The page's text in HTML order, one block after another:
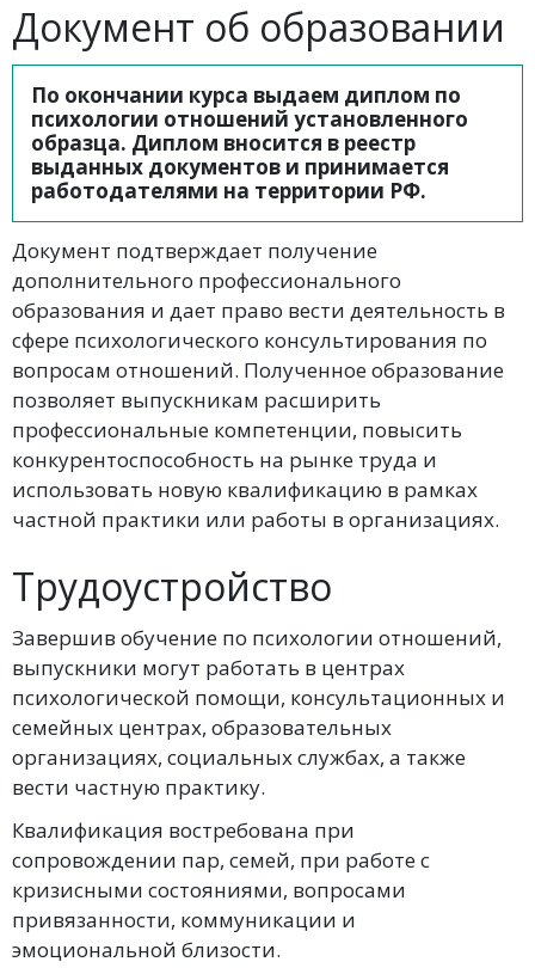
Документ об образовании
По окончании курса выдаем диплом по
психологии отношений установленного
образца. Диплом вносится в реестр
выданных документов и принимается
работодателями на территории РФ.
Документ подтверждает получение
дополнительного профессионального
образования и дает право вести деятельность в
сфере психологического консультирования по
вопросам отношений. Полученное образование
позволяет выпускникам расширить
профессиональные компетенции, повысить
конкурентоспособность на рынке труда и
использовать новую квалификацию в рамках
частной практики или работы в организациях.
Трудоустройство
Завершив обучение по психологии отношений,
выпускники могут работать в центрах
психологической помощи, консультационных и
семейных центрах, образовательных
организациях, социальных службах, а также
вести частную практику.
Квалификация востребована при
сопровождении пар, семей, при работе с
кризисными состояниями, вопросами
привязанности, коммуникации и
эмоциональной близости.